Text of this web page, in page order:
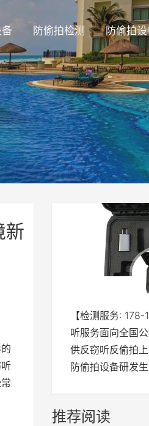
防偷拍检测 防偷拍
新
【检测服务:
听服务面向全国
供反窃听反偷拍
防偷拍设备研发
推荐阅读